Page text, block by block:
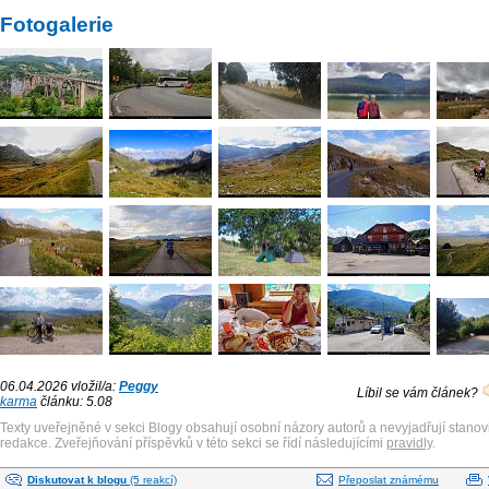
Fotogalerie
06.04.2026 vložil/a: Peggy
karma článku: 5.08
Líbil se vám článek?
Texty uveřejněné v sekci Blogy obsahují osobní názory autorů a nevyjadřují
redakce. Zveřejňování příspěvků v této sekci se řídí následujícími pravidly.
Diskutovat k blogu (5 reakcí) Přeposlat známému